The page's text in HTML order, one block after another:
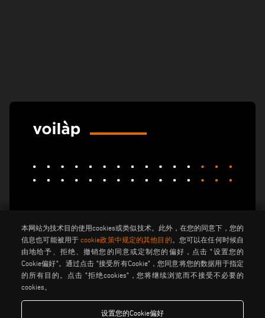
imecon
keraglass
mappi
motiqa
pladway
someco
stuga
stürtz
tekna
voilàp
voilàpdigital
本网站为技术目的使用cookies或类似技术。此外，在您的同意下，您的
信息也可能被用于cookie政策中规定的其他目的 。您可以在任何时候自
由地给予、拒绝、撤销您的同意或定制您的偏好，点击 "设置您的
Cookie偏好"。通过点击 "接受所有Cookie"，您同意将您的数据用于指定
的所有目的。点击 "拒绝cookies"，您将继续浏览而不接受不必要的
cookies。
设置您的Cookie偏好